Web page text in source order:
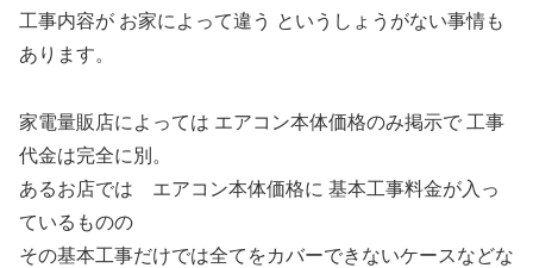
工事内容が お家によって違う というしょうがない事情も
あります。
家電量販店によっては エアコン本体価格のみ掲示で 工事
代金は完全に別。
あるお店では エアコン本体価格に 基本工事料金が入っ
ているものの
その基本工事だけでは全てをカバーできないケースなどな